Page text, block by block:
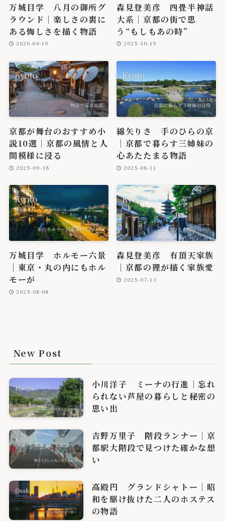
万城目学 八月の御所グ
ラウンド｜楽しさの裏に
ある悔しさを描く物語
2026-04-19
森見登美彦 四畳半神話
大系｜京都の街で思
う“もしもあの時”
2025-10-19
京都が舞台のおすすめ小
説10選｜京都の風情と人
間模様に浸る
2025-09-18
綿矢りさ 手のひらの京
｜京都で暮らす三姉妹の
心あたたまる物語
2025-08-11
万城目学 ホルモー六景
｜東京・丸の内にもホル
モーが
2025-08-08
森見登美彦 有頂天家族
｜京都の狸が描く家族愛
2025-07-13
New Post
小川洋子 ミーナの行進｜忘れ
られない芦屋の暮らしと秘密の
思い出
吉野万里子 階段ランナー｜京
都駅大階段で見つけた確かな想
い
高殿円 グランドシャトー｜昭
和を駆け抜けた二人のホステス
の物語